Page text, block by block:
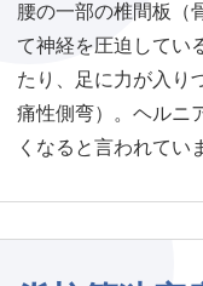
腰の一部の椎間板（
て神経を圧迫してい
たり、足に力が入り
痛性側弯）。ヘルニ
くなると言われてい